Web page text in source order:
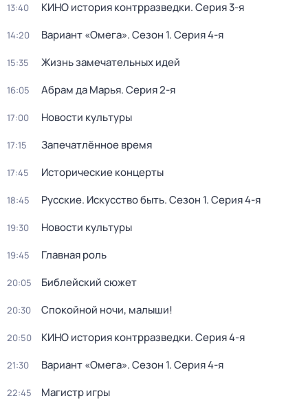
13:40 КИНО история контрразведки. Серия 3-я
14:20 Вариант «Омега». Сезон 1. Серия 4-я
15:35 Жизнь замечательных идей
16:05 Абрам да Марья. Серия 2-я
17:00 Новости культуры
17:15 Запечатлённое время
17:45 Исторические концерты
18:45 Русские. Искусство быть. Сезон 1. Серия 4-я
19:30 Новости культуры
19:45 Главная роль
20:05 Библейский сюжет
20:30 Спокойной ночи, малыши!
20:50 КИНО история контрразведки. Серия 4-я
21:30 Вариант «Омега». Сезон 1. Серия 4-я
22:45 Магистр игры